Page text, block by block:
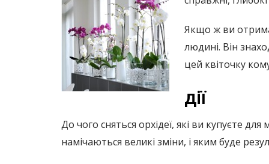
Якщо ж ви
людині. Він
цей квіточку
дії
До чого сняться орхідеї, які ви купуєте
намічаються великі зміни, і яким буде